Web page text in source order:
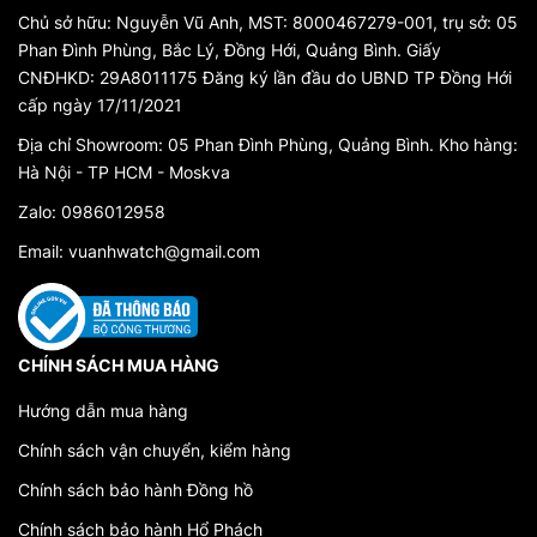
2. Chất lượng và độ chính xác hàng đầu
Đồng hồ Rolex luôn nổi tiếng với chất lượng và độ chính xác
sự cẩn thận và tâm huyết từ những chuyên gia đồng hồ tài
ba. Bộ máy bên trong mỗi chiếc đồng hồ được điều chỉnh
thủ công, đảm bảo hoạt động chính xác và bền bỉ trong
3. Giá trị thương hiệu và tính thời trang
Sở hữu một chiếcđồng hồ Rolex Nữ
sở hữu một món đồ trang sức đẳng cấp mà còn là sở hữu
xây dựng tên tuổi và uy tín trong ngành đồng hồ thế giới
qua nhiều thập kỷ. Đồng hồ Rolex Nữ không chỉ là biểu
tinh tế và sành điệu của người phụ nữ.
Chủ sở hữu: Nguyễn Vũ Anh, MST: 8000467279-001, trụ sở: 05
Phan Đình Phùng, Bắc Lý, Đồng Hới, Quảng Bình. Giấy
CNĐHKD: 29A8011175 Đăng ký lần đầu do UBND TP Đồng Hới
cấp ngày 17/11/2021
Địa chỉ Showroom: 05 Phan Đình Phùng, Quảng Bình. Kho hàng:
Hà Nội - TP HCM - Moskva
Zalo: 0986012958
Email: vuanhwatch@gmail.com
CHÍNH SÁCH MUA HÀNG
Hướng dẫn mua hàng
Chính sách vận chuyển, kiểm hàng
Chính sách bảo hành Đồng hồ
Chính sách bảo hành Hổ Phách